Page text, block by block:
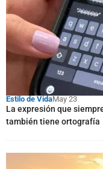
Estilo de VidaMay 23
La expresión que
también tiene ortografía